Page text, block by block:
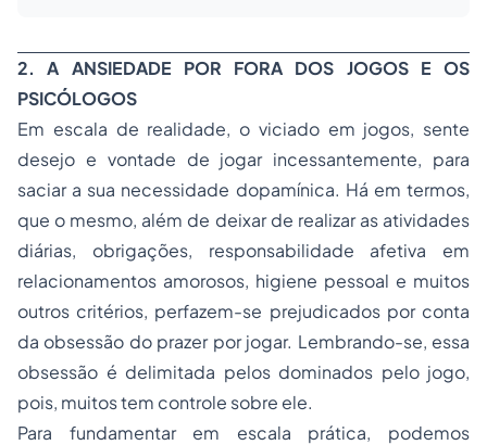
2. A ANSIEDADE POR FORA DOS JOGOS E OS
PSICÓLOGOS
Em escala de realidade, o viciado em jogos, sente
desejo e vontade de jogar incessantemente, para
saciar a sua necessidade dopamínica. Há em termos,
que o mesmo, além de deixar de realizar as atividades
diárias, obrigações, responsabilidade afetiva em
relacionamentos amorosos, higiene pessoal e muitos
outros critérios, perfazem-se prejudicados por conta
da obsessão do prazer por jogar. Lembrando-se, essa
obsessão é delimitada pelos dominados pelo jogo,
pois, muitos tem controle sobre ele.
Para fundamentar em escala prática, podemos